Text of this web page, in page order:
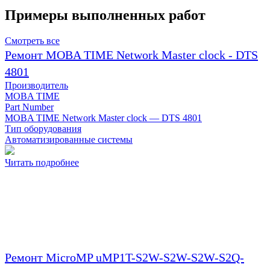
Примеры выполненных работ
Смотреть все
Ремонт MOBA TIME Network Master clock - DTS
4801
Производитель
MOBA TIME
Part Number
MOBA TIME Network Master clock — DTS 4801
Тип оборудования
Автоматизированные системы
Читать подробнее
Ремонт MicroMP uMP1T-S2W-S2W-S2W-S2Q-